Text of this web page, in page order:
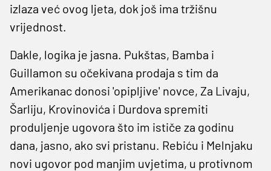
izlaza već ovog ljeta, dok još ima tržišnu
vrijednost.
Dakle, logika je jasna. Pukštas, Bamba i
Guillamon su očekivana prodaja s tim da
Amerikanac donosi 'opipljive' novce, Za Livaju,
Šarliju, Krovinovića i Durdova spremiti
produljenje ugovora što im ističe za godinu
dana, jasno, ako svi pristanu. Rebiću i Melnjaku
novi ugovor pod manjim uvjetima, u protivnom